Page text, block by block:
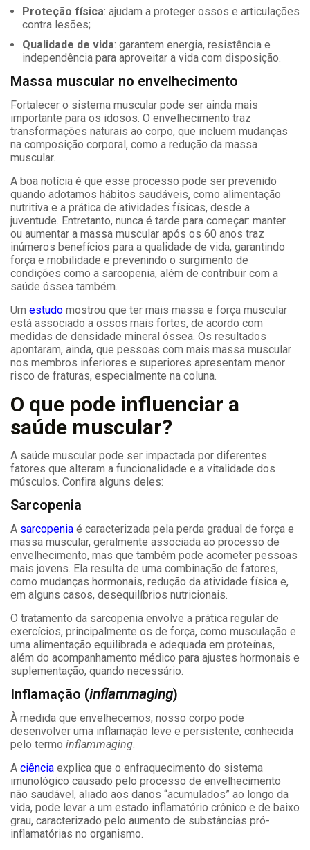
Proteção física: ajudam a proteger ossos e articulações
contra lesões;
Qualidade de vida: garantem energia, resistência e
independência para aproveitar a vida com disposição.
Massa muscular no envelhecimento
Fortalecer o sistema muscular pode ser ainda mais
importante para os idosos. O envelhecimento traz
transformações naturais ao corpo, que incluem mudanças
na composição corporal, como a redução da massa
muscular.
A boa notícia é que esse processo pode ser prevenido
quando adotamos hábitos saudáveis, como alimentação
nutritiva e a prática de atividades físicas, desde a
juventude. Entretanto, nunca é tarde para começar: manter
ou aumentar a massa muscular após os 60 anos traz
inúmeros benefícios para a qualidade de vida, garantindo
força e mobilidade e prevenindo o surgimento de
condições como a sarcopenia, além de contribuir com a
saúde óssea também.
Um estudo mostrou que ter mais massa e força muscular
está associado a ossos mais fortes, de acordo com
medidas de densidade mineral óssea. Os resultados
apontaram, ainda, que pessoas com mais massa muscular
nos membros inferiores e superiores apresentam menor
risco de fraturas, especialmente na coluna.
O que pode influenciar a
saúde muscular?
A saúde muscular pode ser impactada por diferentes
fatores que alteram a funcionalidade e a vitalidade dos
músculos. Confira alguns deles:
Sarcopenia
A sarcopenia é caracterizada pela perda gradual de força e
massa muscular, geralmente associada ao processo de
envelhecimento, mas que também pode acometer pessoas
mais jovens. Ela resulta de uma combinação de fatores,
como mudanças hormonais, redução da atividade física e,
em alguns casos, desequilíbrios nutricionais.
O tratamento da sarcopenia envolve a prática regular de
exercícios, principalmente os de força, como musculação e
uma alimentação equilibrada e adequada em proteínas,
além do acompanhamento médico para ajustes hormonais e
suplementação, quando necessário.
Inflamação (inflammaging)
À medida que envelhecemos, nosso corpo pode
desenvolver uma inflamação leve e persistente, conhecida
pelo termo inflammaging.
A ciência explica que o enfraquecimento do sistema
imunológico causado pelo processo de envelhecimento
não saudável, aliado aos danos “acumulados” ao longo da
vida, pode levar a um estado inflamatório crônico e de baixo
grau, caracterizado pelo aumento de substâncias pró-
inflamatórias no organismo.